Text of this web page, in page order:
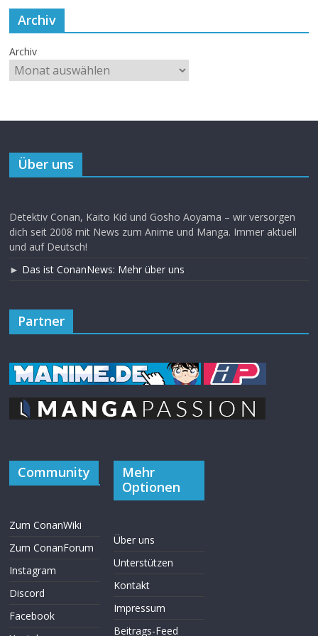
Archiv
Archiv
Über uns
Detektiv Conan, Kaito Kid und Gosho Aoyama – wir versorgen
dich seit 2008 mit News zum Anime und Manga. Immer aktuell
und auf Deutsch!
► Das ist ConanNews: Mehr über uns
Partner
Community
Zum ConanWiki
Zum ConanForum
Instagram
Discord
Facebook
Mehr
Optionen
Über uns
Unterstützen
Kontakt
Impressum
Beitrags-Feed